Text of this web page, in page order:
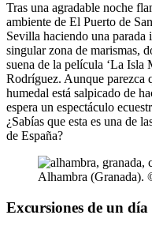
Tras una agradable noche
ambiente de El Puerto de
Sevilla haciendo una parada
singular zona de marismas,
suena de la película ‘La Isla
Rodríguez. Aunque parezca
humedal está salpicado de
espera un espectáculo
¿Sabías que esta es una de
de España?
Alhambra (Granada).
Excursiones de un